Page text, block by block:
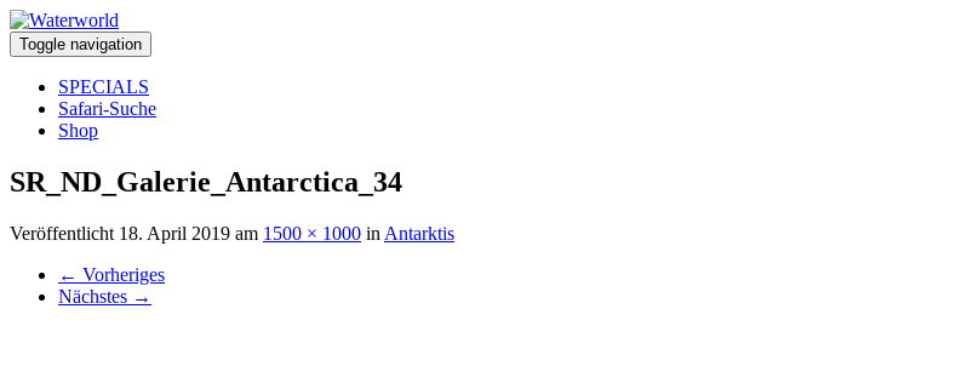
Toggle navigation
SPECIALS
Safari-Suche
Shop
SR_ND_Galerie_Antarctica_34
Veröffentlicht 18. April 2019 am 1500 × 1000 in Antarktis
← Vorheriges
Nächstes →